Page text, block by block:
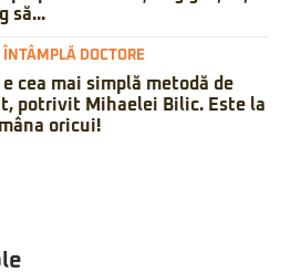
să...
ÎNTÂMPLĂ DOCTORE
e cea mai simplă metodă de
potrivit Mihaelei Bilic. Este la
oricui!